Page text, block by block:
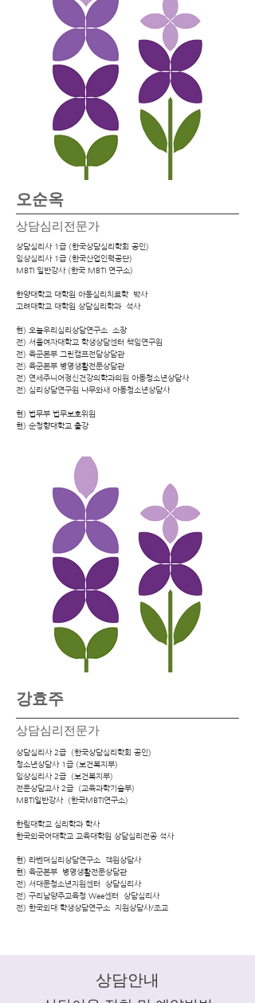
오순옥
상담심리전문가
상담심리사 1급 (한국상담심리학회 공인)
​임상심리사 1급 (한국산업인력공단)
MBTI 일반강사 (한국 MBTI 연구소)
한양대학교 대학원 아동심리치료학 박사
고려대학교 대학원 상담심리학과 석사
현) 오늘우리심리상담연구소 소장
전) 서울여자대학교 학생상담센터 책임연구원
전) 육군본부 그린캠프전담상담관
전) 육군본부 병영생활전문상담관
전) 연세주니어정신건강의학과의원 아동청소년상담사
전) 심리상담연구원 나무와새 아동청소년상담사
현) 법무부 법무보호위원
현) 순청향대학교 출강
​강효주
상담심리전문가
상담심리사 2급 (한국상담심리학회 공인)
청소년상담사 1급 (보건복지부)
임상심리사 2급 (보건복지부)
​전문상담교사 2급 (교육과학기술부)
MBTI일반강사 (한국MBTI연구소)
한림대학교 심리학과 학사
한국외국어대학교 교육대학원 상담심리전공 석사
​현) 라벤더심리상담연구소 객원상담사
현) 육군본부 병영생활전문상담관
전) 서대문청소년지원센터 상담심리사
전) 구리남양주교육청 Wee센터 상담심리사
전) 한국외대 학생상담연구소 지원상담사/조교
​상담안내